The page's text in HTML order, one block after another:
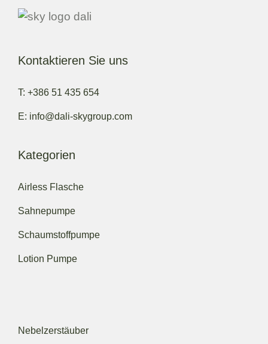
Kontaktieren Sie uns
T: +386 51 435 654
E: info@dali-skygroup.com
Kategorien
Airless Flasche
Sahnepumpe
Schaumstoffpumpe
Lotion Pumpe
Nebelzerstäuber